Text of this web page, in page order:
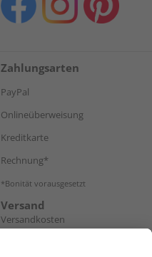
Zahlungsarten
PayPal
Onlineüberweisung
Kreditkarte
Rechnung*
*Bonität vorausgesetzt
Versand
Versandkosten